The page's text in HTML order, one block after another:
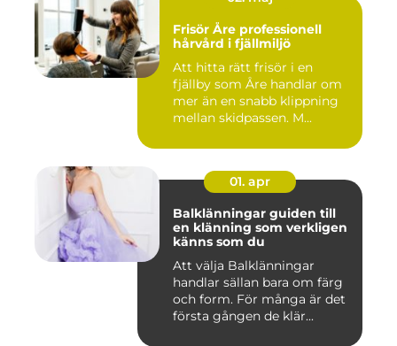
Frisör Åre professionell
hårvård i fjällmiljö
Att hitta rätt frisör i en
fjällby som Åre handlar om
mer än en snabb klippning
mellan skidpassen. M...
01. apr
Balklänningar guiden till
en klänning som verkligen
känns som du
Att välja Balklänningar
handlar sällan bara om färg
och form. För många är det
första gången de klär...